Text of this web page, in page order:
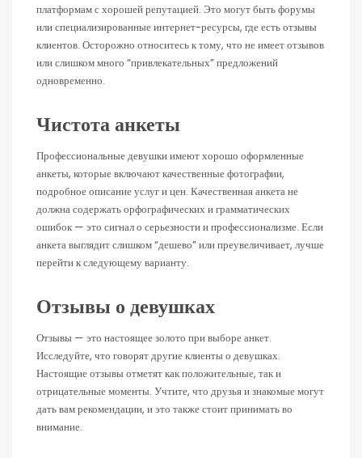
платформам с хорошей репутацией. Это могут быть форумы
или специализированные интернет-ресурсы, где есть отзывы
клиентов. Осторожно относитесь к тому, что не имеет отзывов
или слишком много “привлекательных” предложений
одновременно.
Чистота анкеты
Профессиональные девушки имеют хорошо оформленные
анкеты, которые включают качественные фотографии,
подробное описание услуг и цен. Качественная анкета не
должна содержать орфографических и грамматических
ошибок — это сигнал о серьезности и профессионализме. Если
анкета выглядит слишком “дешево” или преувеличивает, лучше
перейти к следующему варианту.
Отзывы о девушках
Отзывы — это настоящее золото при выборе анкет.
Исследуйте, что говорят другие клиенты о девушках.
Настоящие отзывы отметят как положительные, так и
отрицательные моменты. Учтите, что друзья и знакомые могут
дать вам рекомендации, и это также стоит принимать во
внимание.